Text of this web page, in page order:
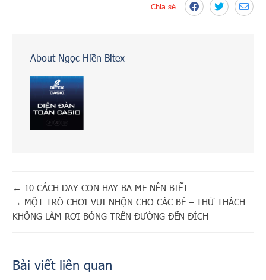
Chia sẻ
About Ngọc Hiền Bitex
← 10 CÁCH DẠY CON HAY BA MẸ NÊN BIẾT
→ MỘT TRÒ CHƠI VUI NHỘN CHO CÁC BÉ – THỬ THÁCH
KHÔNG LÀM RƠI BÓNG TRÊN ĐƯỜNG ĐẾN ĐÍCH
Bài viết liên quan